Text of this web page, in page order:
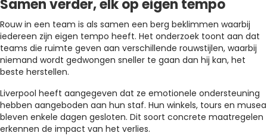
Samen verder, elk op eigen tempo
Rouw in een team is als samen een berg beklimmen waarbij
iedereen zijn eigen tempo heeft. Het onderzoek toont aan dat
teams die ruimte geven aan verschillende rouwstijlen, waarbij
niemand wordt gedwongen sneller te gaan dan hij kan, het
beste herstellen.
Liverpool heeft aangegeven dat ze emotionele ondersteuning
hebben aangeboden aan hun staf. Hun winkels, tours en musea
bleven enkele dagen gesloten. Dit soort concrete maatregelen
erkennen de impact van het verlies.